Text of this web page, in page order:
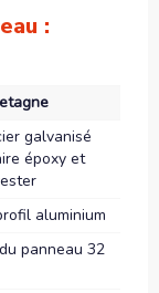
:
galvanisé
époxy et
aluminium
panneau 32